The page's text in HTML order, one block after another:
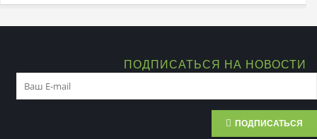
ПОДПИСАТЬСЯ НА НОВОСТИ
ПОДПИСАТЬСЯ